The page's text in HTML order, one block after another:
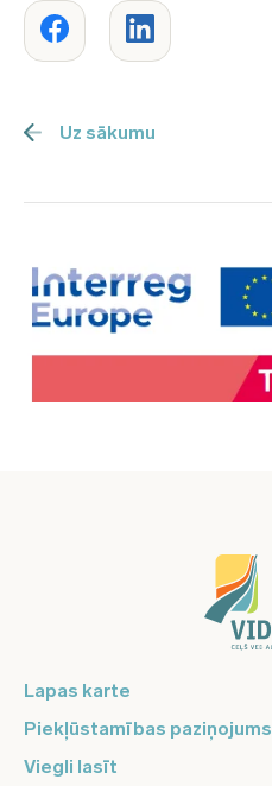
Uz sākumu
Lapas karte
Piekļūstamības paziņojums
Viegli lasīt